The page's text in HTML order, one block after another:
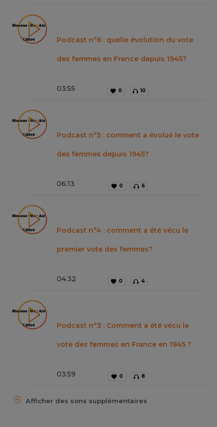
Podcast n°6 : quelle évolution du vote
des femmes en France depuis 1945?
03:55 0 10
Podcast n°5 : comment a évolué le vote
des femmes depuis 1945?
06:13 0 6
Podcast n°4 : comment a été vécu le
premier vote des femmes?
04:32 0 4
Podcast n°3 : Comment a été vécu le
vote des femmes en France en 1945 ?
03:59 0 8
Afficher des sons supplémentaires